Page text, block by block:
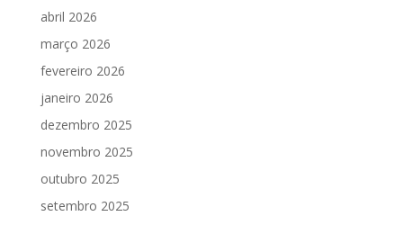
abril 2026
março 2026
fevereiro 2026
janeiro 2026
dezembro 2025
novembro 2025
outubro 2025
setembro 2025